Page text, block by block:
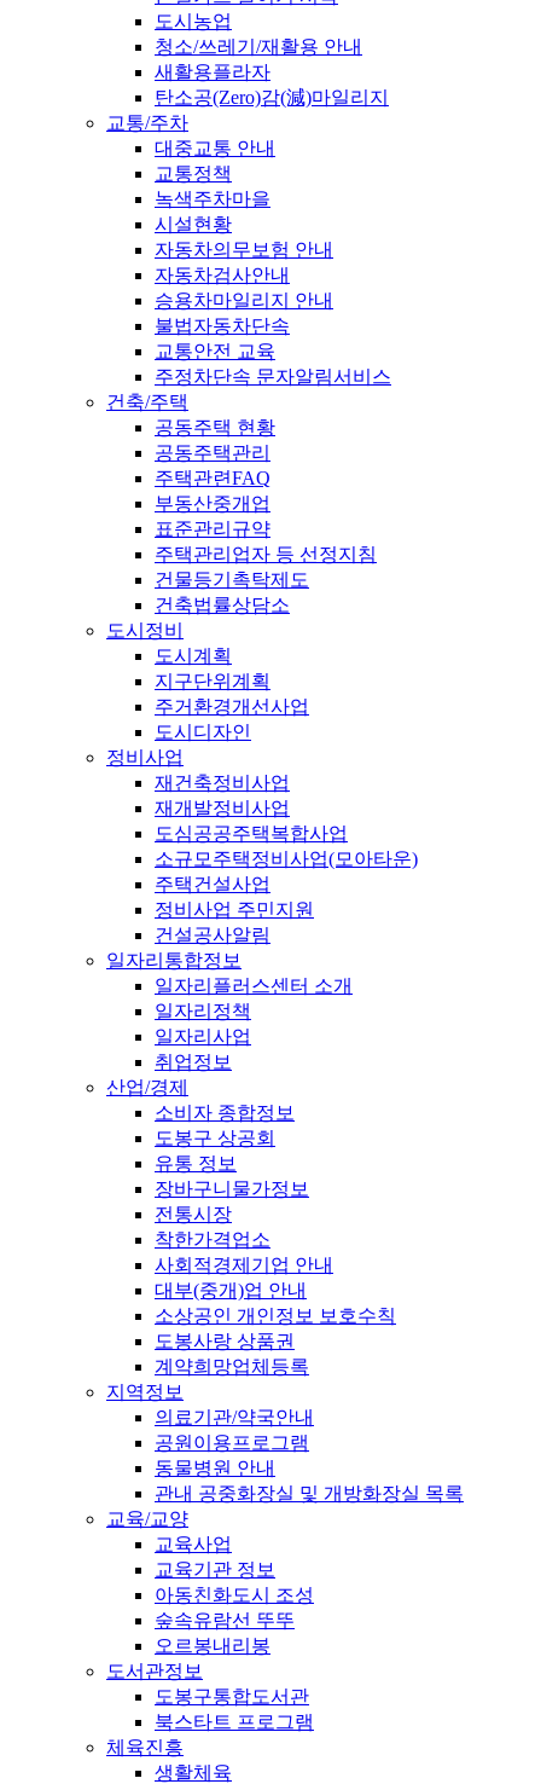
도시농업
청소/쓰레기/재활용 안내
새활용플라자
탄소공(Zero)감(減)마일리지
교통/주차
대중교통 안내
교통정책
녹색주차마을
시설현황
자동차의무보험 안내
자동차검사안내
승용차마일리지 안내
불법자동차단속
교통안전 교육
주정차단속 문자알림서비스
건축/주택
공동주택 현황
공동주택관리
주택관련FAQ
부동산중개업
표준관리규약
주택관리업자 등 선정지침
건물등기촉탁제도
건축법률상담소
도시정비
도시계획
지구단위계획
주거환경개선사업
도시디자인
정비사업
재건축정비사업
재개발정비사업
도심공공주택복합사업
소규모주택정비사업(모아타운)
주택건설사업
정비사업 주민지원
건설공사알림
일자리통합정보
일자리플러스센터 소개
일자리정책
일자리사업
취업정보
산업/경제
소비자 종합정보
도봉구 상공회
유통 정보
장바구니물가정보
전통시장
착한가격업소
사회적경제기업 안내
대부(중개)업 안내
소상공인 개인정보 보호수칙
도봉사랑 상품권
계약희망업체등록
지역정보
의료기관/약국안내
공원이용프로그램
동물병원 안내
관내 공중화장실 및 개방화장실 목록
교육/교양
교육사업
교육기관 정보
아동친화도시 조성
숲속유람선 뚜뚜
오르봉내리봉
도서관정보
도봉구통합도서관
북스타트 프로그램
체육진흥
생활체육